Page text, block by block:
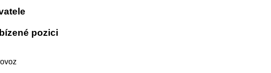
pozici